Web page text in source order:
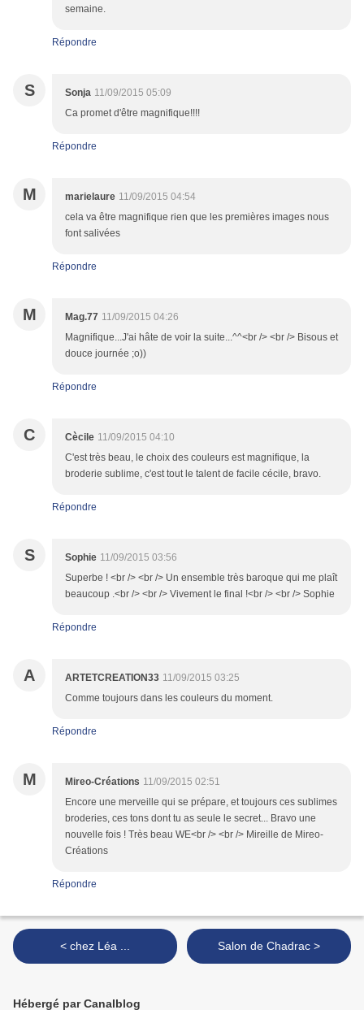
semaine.
Répondre
S Sonja 11/09/2015 05:09
Ca promet d'être magnifique!!!!
Répondre
M marielaure 11/09/2015 04:54
cela va être magnifique rien que les premières images nous
font salivées
Répondre
M Mag.77 11/09/2015 04:26
Magnifique...J'ai hâte de voir la suite...^^<br /> <br /> Bisous et
douce journée ;o))
Répondre
C Cècile 11/09/2015 04:10
C'est très beau, le choix des couleurs est magnifique, la
broderie sublime, c'est tout le talent de facile cécile, bravo.
Répondre
S Sophie 11/09/2015 03:56
Superbe ! <br /> <br /> Un ensemble très baroque qui me plaît
beaucoup .<br /> <br /> Vivement le final !<br /> <br /> Sophie
Répondre
A ARTETCREATION33 11/09/2015 03:25
Comme toujours dans les couleurs du moment.
Répondre
M Mireo-Créations 11/09/2015 02:51
Encore une merveille qui se prépare, et toujours ces sublimes
broderies, ces tons dont tu as seule le secret... Bravo une
nouvelle fois ! Très beau WE<br /> <br /> Mireille de Mireo-
Créations
Répondre
< chez Léa ... Salon de Chadrac >
Hébergé par Canalblog